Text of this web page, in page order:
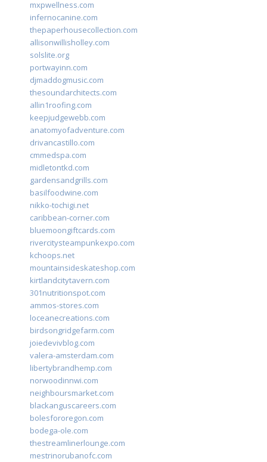
mxpwellness.com
infernocanine.com
thepaperhousecollection.com
allisonwillisholley.com
solslite.org
portwayinn.com
djmaddogmusic.com
thesoundarchitects.com
allin1roofing.com
keepjudgewebb.com
anatomyofadventure.com
drivancastillo.com
cmmedspa.com
midletontkd.com
gardensandgrills.com
basilfoodwine.com
nikko-tochigi.net
caribbean-corner.com
bluemoongiftcards.com
rivercitysteampunkexpo.com
kchoops.net
mountainsideskateshop.com
kirtlandcitytavern.com
301nutritionspot.com
ammos-stores.com
loceanecreations.com
birdsongridgefarm.com
joiedevivblog.com
valera-amsterdam.com
libertybrandhemp.com
norwoodinnwi.com
neighboursmarket.com
blackanguscareers.com
bolesfororegon.com
bodega-ole.com
thestreamlinerlounge.com
mestrinorubanofc.com